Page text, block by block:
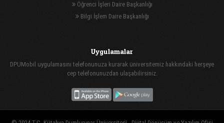
Öğrenci İşleri Daire Başkanlığı
Bilgi İşlem Daire Başkanlığı
Uygulamalar
DPUMobil uygulamasını telefonunuza kurarak üniversitemiz hakkındaki herşeye
cep telefonunuzdan ulaşabilirsiniz.